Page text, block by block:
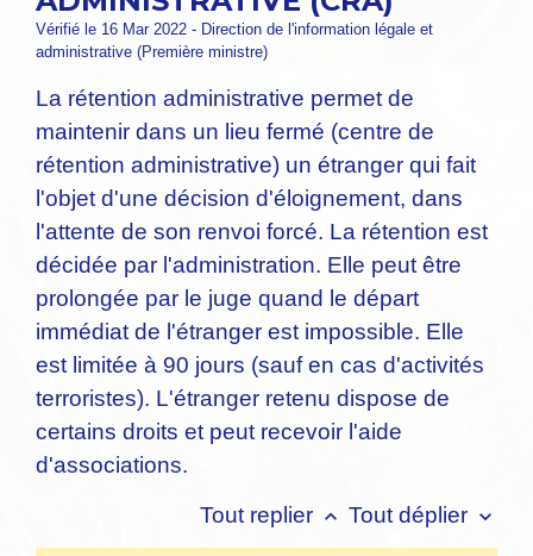
Vérifié le 16 Mar 2022 - Direction de l'information légale et
administrative (Première ministre)
La rétention administrative permet de
maintenir dans un lieu fermé (centre de
rétention administrative) un étranger qui fait
l'objet d'une décision d'éloignement, dans
l'attente de son renvoi forcé. La rétention est
décidée par l'administration. Elle peut être
prolongée par le juge quand le départ
immédiat de l'étranger est impossible. Elle
est limitée à 90 jours (sauf en cas d'activités
terroristes). L'étranger retenu dispose de
certains droits et peut recevoir l'aide
d'associations.
Tout replier keyboard_arrow_up Tout déplier keyboard_arrow_down